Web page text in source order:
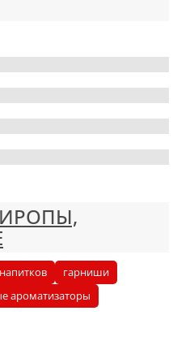
гарниши
ароматизаторы